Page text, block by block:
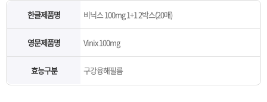
한글제품명 비닉스 100mg 1+1 2박스(20매)
영문제품명 Vinix 100mg
효능구분 구강융해필름